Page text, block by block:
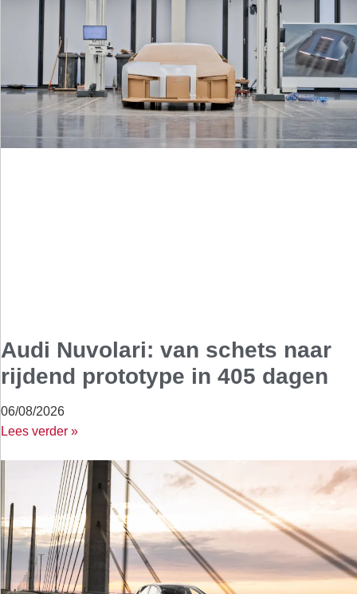
Audi Nuvolari: van schets naar
rijdend prototype in 405 dagen
06/08/2026
Lees verder »